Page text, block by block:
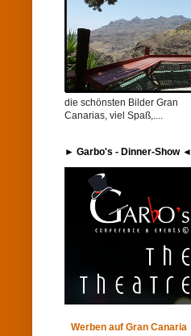
die schönsten Bilder Gran
Canarias, viel Spaß,....
► Garbo's​ - Dinner-Show ◄
Werben auf Gran Canaria